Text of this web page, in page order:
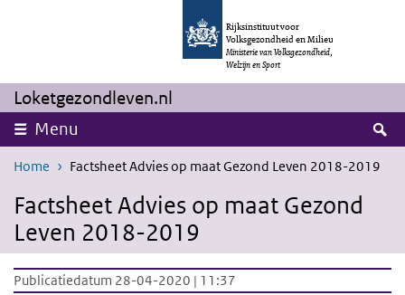
Overslaan en naar de inhoud gaan
Rijksinstituut voor
Volksgezondheid en Milieu
Ministerie van Volksgezondheid,
Welzijn en Sport
Loketgezondleven.nl
Menu
Home Factsheet Advies op maat Gezond Leven 2018-2019
Factsheet Advies op maat Gezond
Leven 2018-2019
Publicatiedatum 28-04-2020 | 11:37